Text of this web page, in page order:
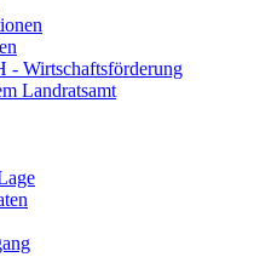
- Wirtschaftsförderung
Landratsamt